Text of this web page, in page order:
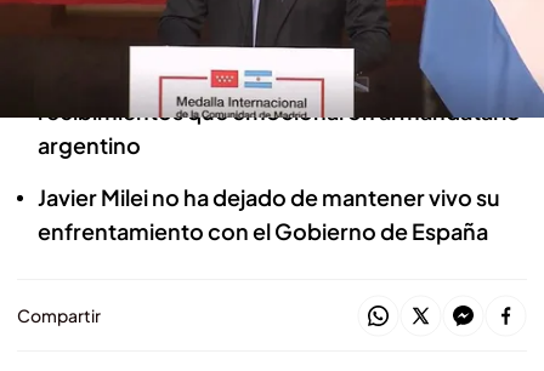
Sánchez de comprar periodistas
Javier Milei ha vivido una jornada de ostentosos
recibimientos que emocionaron al mandatario
argentino
Javier Milei no ha dejado de mantener vivo su
enfrentamiento con el Gobierno de España
Compartir